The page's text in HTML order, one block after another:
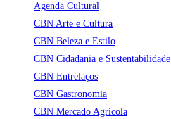
Agenda Cultural
CBN Arte e Cultura
CBN Beleza e Estilo
CBN Cidadania e Sustentabilidade
CBN Entrelaços
CBN Gastronomia
CBN Mercado Agrícola